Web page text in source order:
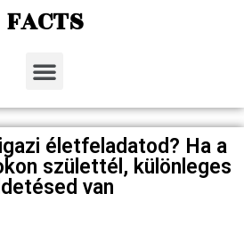
FACTS
életfeladatod? Ha a
születtél, különleges
van